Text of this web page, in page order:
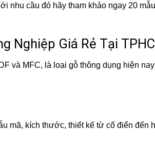
nhu cầu đó hãy tham khảo ngay 20
Nghiệp Giá Rẻ Tại
và MFC, là loại gỗ thông dụng hiện
mã, kích thước, thiết kế từ cổ điển đến